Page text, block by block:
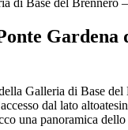
dal lato
una panoramica